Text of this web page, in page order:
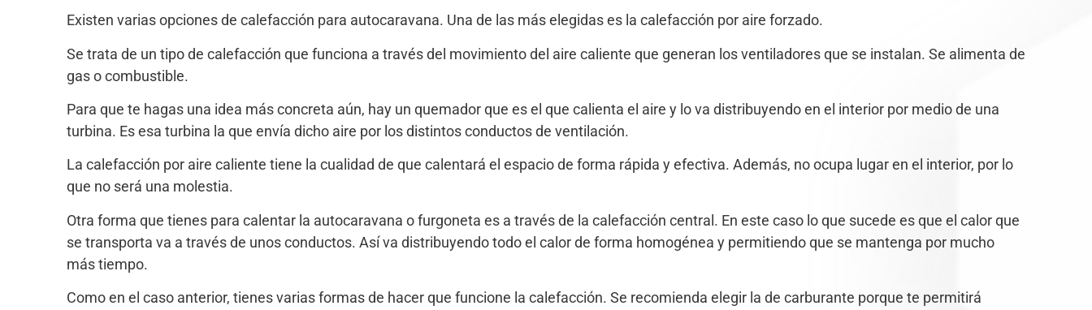
Existen varias opciones de calefacción para autocaravana. Una de las más elegidas es la calefacción por aire forzado.
Se trata de un tipo de calefacción que funciona a través del movimiento del aire caliente que generan los ventiladores que se instalan. Se alimenta de
gas o combustible.
Para que te hagas una idea más concreta aún, hay un quemador que es el que calienta el aire y lo va distribuyendo en el interior por medio de una
turbina. Es esa turbina la que envía dicho aire por los distintos conductos de ventilación.
La calefacción por aire caliente tiene la cualidad de que calentará el espacio de forma rápida y efectiva. Además, no ocupa lugar en el interior, por lo
que no será una molestia.
Otra forma que tienes para calentar la autocaravana o furgoneta es a través de la calefacción central. En este caso lo que sucede es que el calor que
se transporta va a través de unos conductos. Así va distribuyendo todo el calor de forma homogénea y permitiendo que se mantenga por mucho
más tiempo.
Como en el caso anterior, tienes varias formas de hacer que funcione la calefacción. Se recomienda elegir la de carburante porque te permitirá